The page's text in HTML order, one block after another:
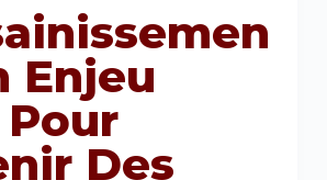
Enjeu
Des